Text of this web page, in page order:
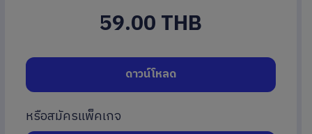
59.00 THB
ดาวน์โหลด
หรือสมัครแพ็คเกจ